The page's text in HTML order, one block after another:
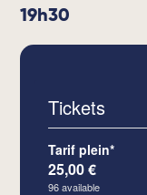
19h30
Tickets
Tarif plein*
25,00€
96available